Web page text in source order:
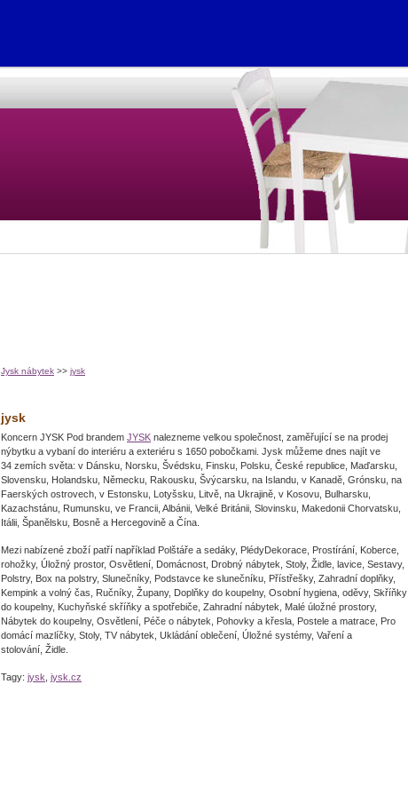
Jysk nábytek >> jysk
jysk
Koncern JYSK Pod brandem JYSK nalezneme velkou společnost, zaměřující se na prodej
nýbytku a vybaní do interiéru a exteriéru s 1650 pobočkami. Jysk můžeme dnes najít ve
34 zemích světa: v Dánsku, Norsku, Švédsku, Finsku, Polsku, České republice, Maďarsku,
Slovensku, Holandsku, Německu, Rakousku, Švýcarsku, na Islandu, v Kanadě, Grónsku, na
Faerských ostrovech, v Estonsku, Lotyšsku, Litvě, na Ukrajině, v Kosovu, Bulharsku,
Kazachstánu, Rumunsku, ve Francii, Albánii, Velké Británii, Slovinsku, Makedonii Chorvatsku,
Itálii, Španělsku, Bosně a Hercegovině a Čína.
Mezi nabízené zboží patří například Polštáře a sedáky, PlédyDekorace, Prostírání, Koberce,
rohožky, Úložný prostor, Osvětlení, Domácnost, Drobný nábytek, Stoly, Židle, lavice, Sestavy,
Polstry, Box na polstry, Slunečníky, Podstavce ke slunečníku, Přístřešky, Zahradní doplňky,
Kempink a volný čas, Ručníky, Župany, Doplňky do koupelny, Osobní hygiena, oděvy, Skříňky
do koupelny, Kuchyňské skříňky a spotřebiče, Zahradní nábytek, Malé úložné prostory,
Nábytek do koupelny, Osvětlení, Péče o nábytek, Pohovky a křesla, Postele a matrace, Pro
domácí mazlíčky, Stoly, TV nábytek, Ukládání oblečení, Úložné systémy, Vaření a
stolování, Židle.
Tagy: jysk jysk.cz